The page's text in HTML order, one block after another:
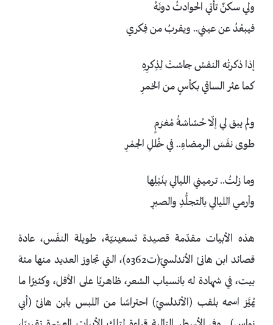
ولي سكنٌ تأتي الحوادثُ دونَهُ
فيبعُدُ عن عيني.. ويقربُ من فِكري
إذا ذكرتْه النفسُ جاشتْ لِذِكرِهِ
كما عثر الساقي بكأسٍ من الخمرِ
ولم يبق لي إلّا حُشاشةُ مُغرَمٍ
طوى نفَسَ الرمضاءِ.. في خُللِ الجمْرِ
وما زلتُ.. ترميني الليالي بنَبْلِها
وأرمي الليالي بالتجلُّدِ والصبرِ
هذه الأبيات مقدّمة قصيدة تسعينيّة، طويلة النفَس، عادة
قصائد ابن هانئ الأندلسيّ(ت362ه)، التي تجاوز العديد منها مئة
بيت، في شهادة له بانسياب الشعر، ظاهريًا على الأقل، وكثيرًا ما
يُميَّز اسمه بلقب (الأندلسيّ) احتراسًا من اللبس بابن هانئ (أبي